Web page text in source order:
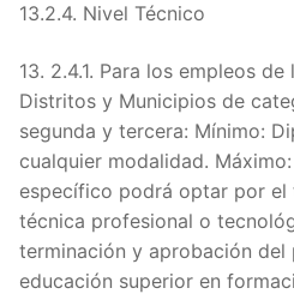
13.2.4. Nivel Técnico
13. 2.4.1. Para los empleos
Distritos y Municipios de
segunda y tercera: Mínimo:
cualquier modalidad.
específico podrá optar por
técnica profesional o
terminación y aprobación del
educación superior en